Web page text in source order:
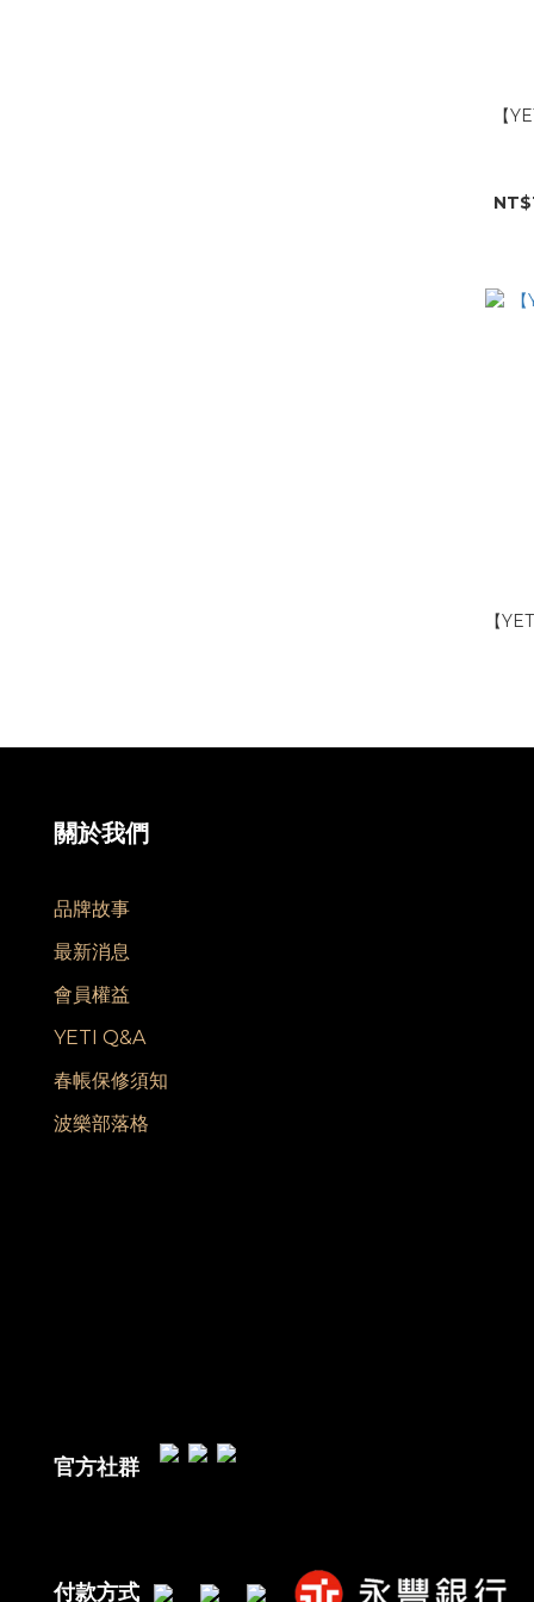
【
【
關於我們
品牌故事
最新消息
會員權益
YETI Q&A
春帳保修須知
波樂部落格
官方社群
付款方式